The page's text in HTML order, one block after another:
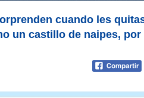
cuando les
un castillo de naipes, por